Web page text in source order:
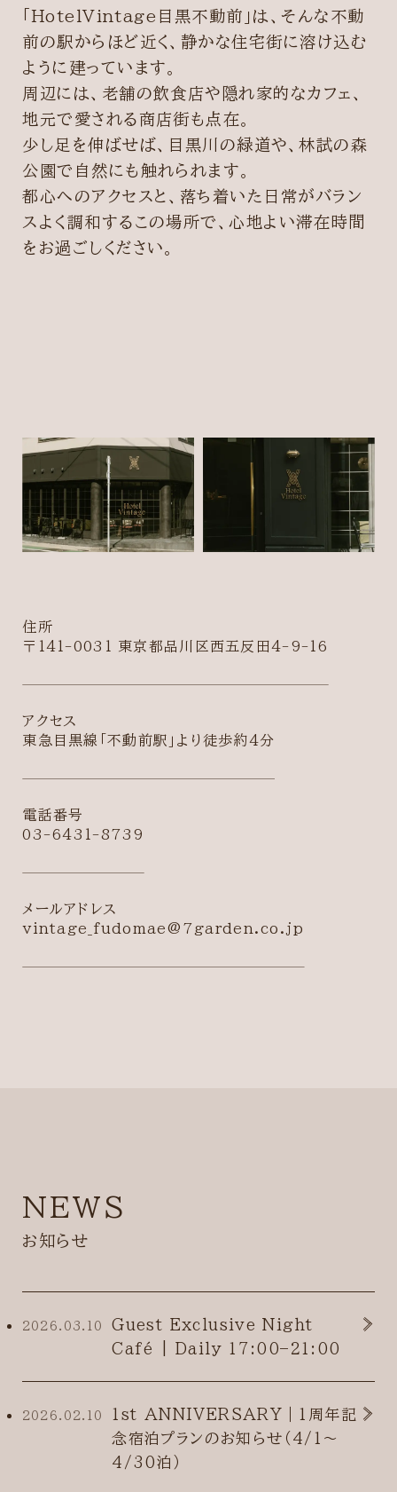
「HotelVintage目黒不動前」は、そんな不動
前の駅からほど近く、静かな住宅街に溶け込む
ように建っています。
周辺には、老舗の飲食店や隠れ家的なカフェ、
地元で愛される商店街も点在。
少し足を伸ばせば、目黒川の緑道や、林試の森
公園で自然にも触れられます。
都心へのアクセスと、落ち着いた日常がバラン
スよく調和するこの場所で、心地よい滞在時間
をお過ごしください。
住所
〒141-0031 東京都品川区西五反田4-9-16
アクセス
東急目黒線「不動前駅」より徒歩約4分
電話番号
03-6431-8739
メールアドレス
vintage_fudomae@7garden.co.jp
NEWS
お知らせ
2026.03.10
Guest Exclusive Night
Café | Daily 17:00–21:00
2026.02.10
1st ANNIVERSARY｜1周年記
念宿泊プランのお知らせ（4/1〜
4/30泊）